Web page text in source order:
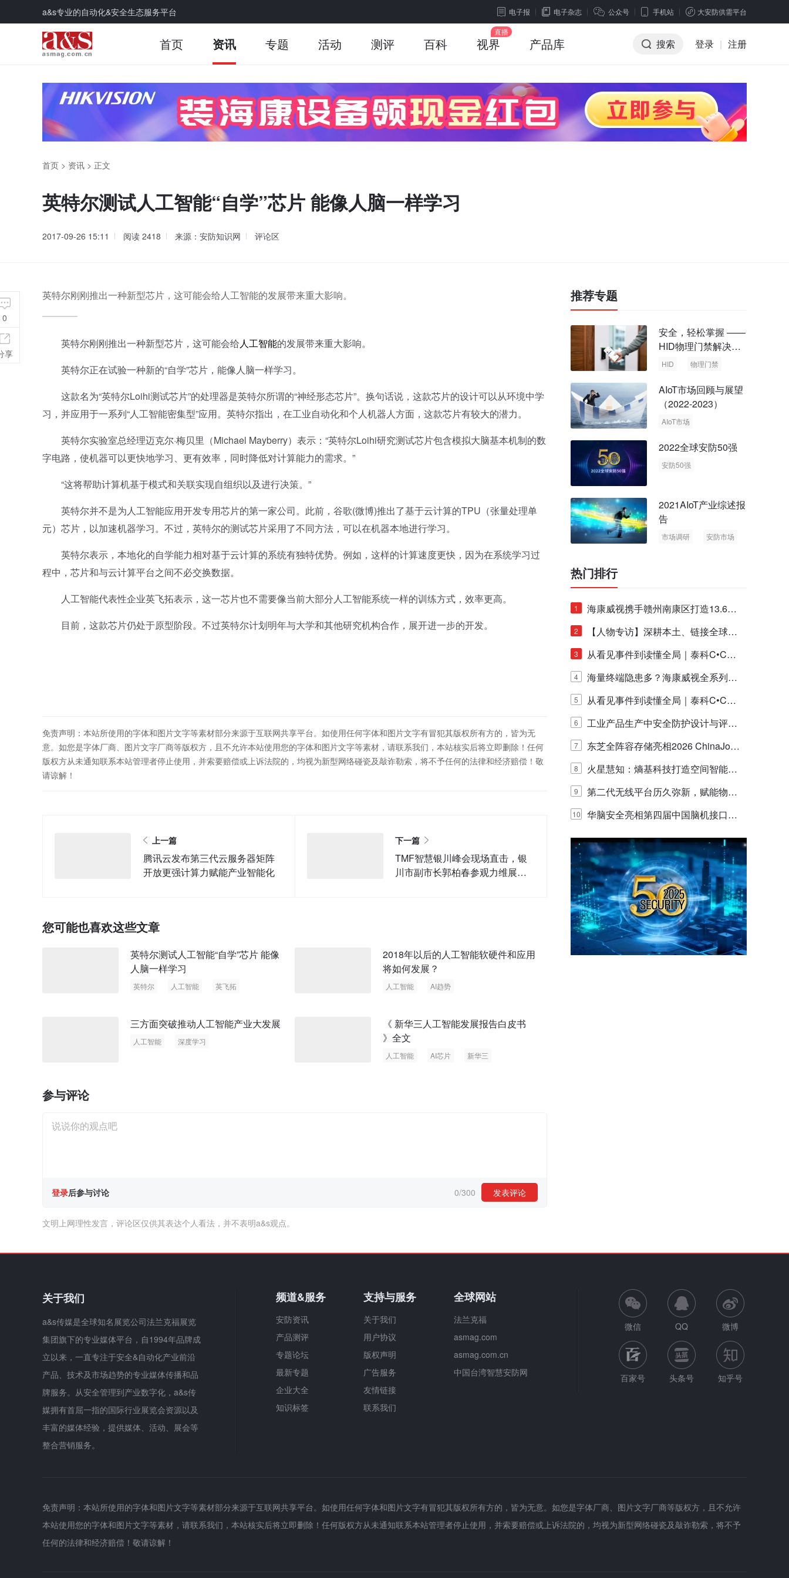
a&s专业的自动化&安全生态服务平台 电子报 电子杂志 公众号 手机站 大安防供需平台
首页 资讯 专题 活动 测评 百科 视界 产品库 搜索 登录 | 注册
首页 > 资讯 > 正文
英特尔测试人工智能“自学”芯片 能像人脑一样学习
2017-09-26 15:11 阅读 2418 来源：安防知识网 评论区
英特尔刚刚推出一种新型芯片，这可能会给人工智能的发展带来重大影响。
英特尔刚刚推出一种新型芯片，这可能会给人工智能的发展带来重大影响。
英特尔正在试验一种新的“自学”芯片，能像人脑一样学习。
这款名为“英特尔Loihi测试芯片”的处理器是英特尔所谓的“神经形态芯片”。换句话说，这款芯片的设计可以从环境中学
习，并应用于一系列“人工智能密集型”应用。英特尔指出，在工业自动化和个人机器人方面，这款芯片有较大的潜力。
英特尔实验室总经理迈克尔·梅贝里（Michael Mayberry）表示：“英特尔Loihi研究测试芯片包含模拟大脑基本机制的数
字电路，使机器可以更快地学习、更有效率，同时降低对计算能力的需求。”
“这将帮助计算机基于模式和关联实现自组织以及进行决策。”
英特尔并不是为人工智能应用开发专用芯片的第一家公司。此前，谷歌(微博)推出了基于云计算的TPU（张量处理单
元）芯片，以加速机器学习。不过，英特尔的测试芯片采用了不同方法，可以在机器本地进行学习。
英特尔表示，本地化的自学能力相对基于云计算的系统有独特优势。例如，这样的计算速度更快，因为在系统学习过
程中，芯片和与云计算平台之间不必交换数据。
人工智能代表性企业英飞拓表示，这一芯片也不需要像当前大部分人工智能系统一样的训练方式，效率更高。
目前，这款芯片仍处于原型阶段。不过英特尔计划明年与大学和其他研究机构合作，展开进一步的开发。
免责声明：本站所使用的字体和图片文字等素材部分来源于互联网共享平台。如使用任何字体和图片文字有冒犯其版权所有方的，皆为无
意。如您是字体厂商、图片文字厂商等版权方，且不允许本站使用您的字体和图片文字等素材，请联系我们，本站核实后将立即删除！任何
版权方从未通知联系本站管理者停止使用，并索要赔偿或上诉法院的，均视为新型网络碰瓷及敲诈勒索，将不予任何的法律和经济赔偿！敬
请谅解！
上一篇
腾讯云发布第三代云服务器矩阵
开放更强计算力赋能产业智能化
下一篇
TMF智慧银川峰会现场直击，银
川市副市长郭柏春参观力维展台
您可能也喜欢这些文章
英特尔测试人工智能“自学”芯片 能像
人脑一样学习
英特尔 人工智能 英飞拓
2018年以后的人工智能软硬件和应用
将如何发展？
人工智能 AI趋势
三方面突破推动人工智能产业大发展
人工智能 深度学习
《 新华三人工智能发展报告白皮书
》全文
人工智能 AI芯片 新华三
参与评论
登录后参与讨论 0/300 发表评论
文明上网理性发言，评论区仅供其表达个人看法，并不表明a&s观点。
0
享
推荐专题
安全，轻松掌握 ——
HID物理门禁解决方
案，启动智慧安全新
HID 物理门禁
AIoT市场回顾与展望
（2022-2023）
AIoT市场
2022全球安防50强
安防50强
2021AIoT产业综述报
告
市场调研
安防市场
热门排行
1
海康威视携手赣州南康区打造13.6公
里绿波网
2
【人物专访】深耕本土、链接全球：
泰科安防设备张宁解码中国安防出海
新范式
3
从看见事件到读懂全局｜泰科C•CUR
E IQ 3.20开启安防运营智能新时代
4
海量终端隐患多？海康威视全系列物
联安全产品，四层守护更放心！
5
从看见事件到读懂全局｜泰科C•CUR
E IQ 3.20开启安防运营智能新时代
6
工业产品生产中安全防护设计与评估
的实践与探讨
7
东芝全阵容存储亮相2026 ChinaJo
y，以海量数据底座赋能“与AI同游”新
体验
8
火星慧知：熵基科技打造空间智能时
代的认知中枢
9
第二代无线平台历久弥新，赋能物联
网创新迭代
10
华脑安全亮相第四届中国脑机接口大
赛 工业安全脑机接口技术赢行业顶级
专家关注
关于我们
a&s传媒是全球知名展览公司法兰克福展览
集团旗下的专业媒体平台，自1994年品牌成
立以来，一直专注于安全&自动化产业前沿
产品、技术及市场趋势的专业媒体传播和品
牌服务。从安全管理到产业数字化，a&s传
媒拥有首屈一指的国际行业展览会资源以及
丰富的媒体经验，提供媒体、活动、展会等
整合营销服务。
频道&服务
安防资讯
产品测评
专题论坛
最新专题
企业大全
知识标签
支持与服务
关于我们
用户协议
版权声明
广告服务
友情链接
联系我们
全球网站
法兰克福
asmag.com
asmag.com.cn
中国台湾智慧安防网
微信 QQ 微博
百家号 头条号 知乎号
免责声明：本站所使用的字体和图片文字等素材部分来源于互联网共享平台。如使用任何字体和图片文字有冒犯其版权所有方的，皆为无意。如您是字体厂商、图片文字厂商等版权方，且不允许
本站使用您的字体和图片文字等素材，请联系我们，本站核实后将立即删除！任何版权方从未通知联系本站管理者停止使用，并索要赔偿或上诉法院的，均视为新型网络碰瓷及敲诈勒索，将不予
任何的法律和经济赔偿！敬请谅解！